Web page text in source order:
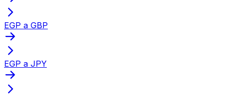
EGP a GBP
EGP a JPY